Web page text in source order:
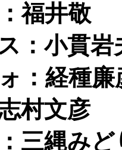
福井敬
：小貫岩
：経種廉
村文彦
三縄みど